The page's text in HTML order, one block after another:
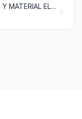
MÁQUINAS, APARATOS Y MATERIAL ELÉCTRICO, Y SUS PARTES; APARATOS DE GRABACIÓN O REPRODUCCIÓN DE SONIDO, APARATOS DE GRABACIÓN O REPRODUCCIÓN DE IMAGEN Y SONIDO EN TELEVISIÓN, Y LAS PARTES Y ACCESORIOS DE ESTOS APARATOS